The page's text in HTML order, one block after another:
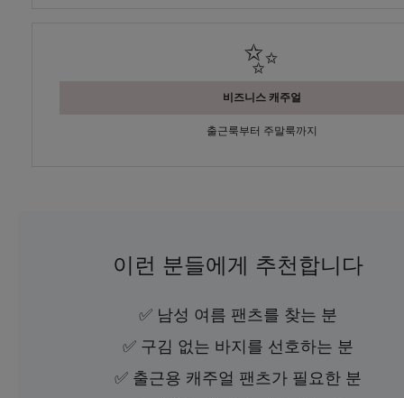
✨
비즈니스 캐주얼
출근룩부터 주말룩까지
이런 분들에게 추천합니다
✅ 남성 여름 팬츠를 찾는 분
✅ 구김 없는 바지를 선호하는 분
✅ 출근용 캐주얼 팬츠가 필요한 분